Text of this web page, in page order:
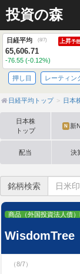
投資の森
日経平均 (8/7) 上昇予想
65,606.71
-76.55 (-0.12%)
押し目 レーティン
日経平均トップ 日本
日本株
トップ
N 新
配当 決
銘柄検索
商品（外国投資法人債
WisdomTree
（8/7）